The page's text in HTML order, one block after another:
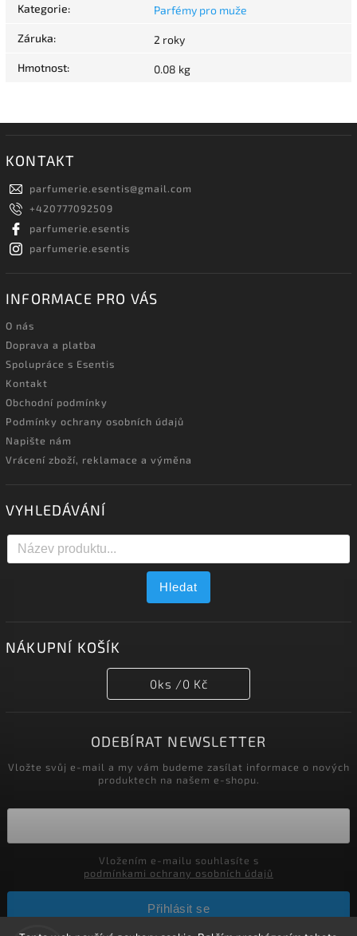
Kategorie: Parfémy pro muže
Záruka: 2 roky
Hmotnost: 0.08 kg
KONTAKT
parfumerie.esentis@gmail.com
+420777092509
parfumerie.esentis
parfumerie.esentis
INFORMACE PRO VÁS
O nás
Doprava a platba
Spolupráce s Esentis
Kontakt
Obchodní podmínky
Podmínky ochrany osobních údajů
Napište nám
Vrácení zboží, reklamace a výměna
VYHLEDÁVÁNÍ
Hledat
NÁKUPNÍ KOŠÍK
0ks /0 Kč
ODEBÍRAT NEWSLETTER
Vložte svůj e-mail a my vám budeme zasílat informace o nových
produktech na našem e-shopu.
podmínkami ochrany osobních údajů
Přihlásit se